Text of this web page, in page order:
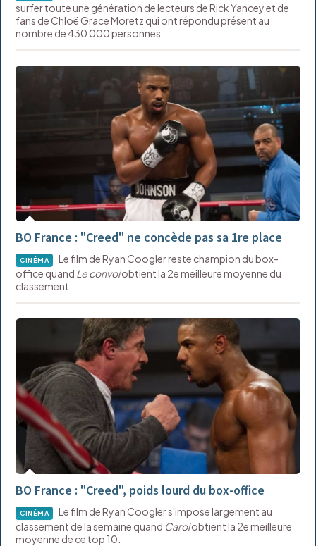
surfer toute une génération de lecteurs de Rick Yancey et de
fans de Chloë Grace Moretz qui ont répondu présent au
nombre de 430 000 personnes.
BO France : "Creed" ne concède pas sa 1re place
CINÉMA
Le film de Ryan Coogler reste champion du box-
office quand Le convoiobtient la 2e meilleure moyenne du
classement.
BO France : "Creed", poids lourd du box-office
CINÉMA
Le film de Ryan Coogler s'impose largement au
classement de la semaine quand Carolobtient la 2e meilleure
moyenne de ce top 10.